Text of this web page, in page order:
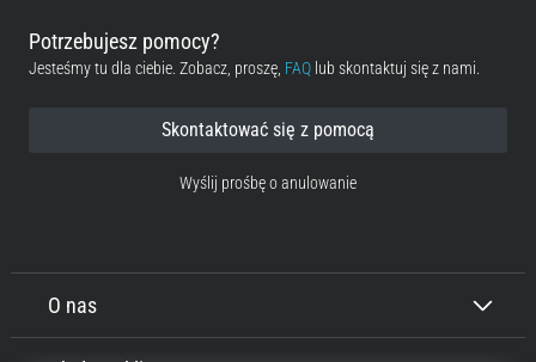
O nas
Potrzebujesz pomocy?
Jesteśmy tu dla ciebie. Zobacz, proszę, FAQ lub skontaktuj się z nami.
Skontaktować się z pomocą
Wyślij prośbę o anulowanie